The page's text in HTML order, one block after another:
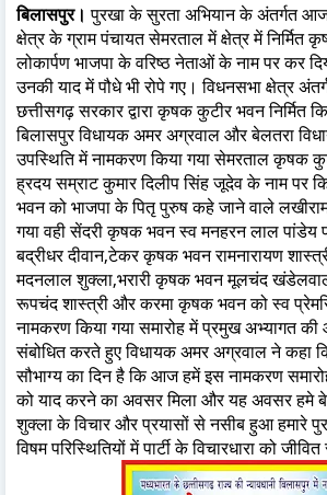
बिलासपुर।पुरखा के सुरता अभियान के अंतर्गत
क्षेत्र के ग्राम पंचायत सेमरताल में क्षेत्र में निर्मित
लोकार्पण भाजपा के वरिष्ठ नेताओं के नाम पर कर
उनकी याद में पौधे भी रोपे गए। विधनसभा क्षेत्र
छत्तीसगढ़ सरकार द्वारा कृषक कुटीर भवन निर्मित
बिलासपुर विधायक अमर अग्रवाल और बेलतरा
उपस्थिति में नामकरण किया गया सेमरताल कृषक
ह्रदय सम्राट कुमार दिलीप सिंह जूदेव के नाम पर
भवन को भाजपा के पितृ पुरुष कहे जाने वाले
गया वही सेंदरी कृषक भवन स्व मनहरन लाल पांडेय
बद्रीधर दीवान,टेकर कृषक भवन रामनारायण
मदनलाल शुक्ला,भरारी कृषक भवन मूलचंद
रूपचंद शास्त्री और करमा कृषक भवन को स्व
नामकरण किया गया समारोह में प्रमुख अभ्यागत
संबोधित करते हुए विधायक अमर अग्रवाल ने कहा
सौभाग्य का दिन है कि आज हमें इस नामकरण
को याद करने का अवसर मिला और यह अवसर हमे
शुक्ला के विचार और प्रयासों से नसीब हुआ हमारे
विषम परिस्थितियों में पार्टी के विचारधारा को